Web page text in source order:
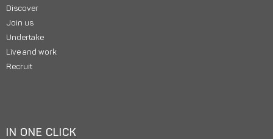
Discover
Join us
Undertake
Live and work
Recruit
IN ONE CLICK